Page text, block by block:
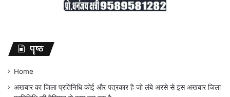
पृष्ठ
Home
अखबार का जिला प्रतिनिधि कोई और पत्रकार है जो लंबे अरसे से इस अखबार जिला